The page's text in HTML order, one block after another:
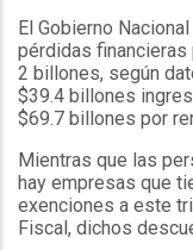
El Gobierno
pérdidas financieras
2 billones, según
$39.4 billones
$69.7 billones por
Mientras que las
hay empresas que
exenciones a este
Fiscal, dichos